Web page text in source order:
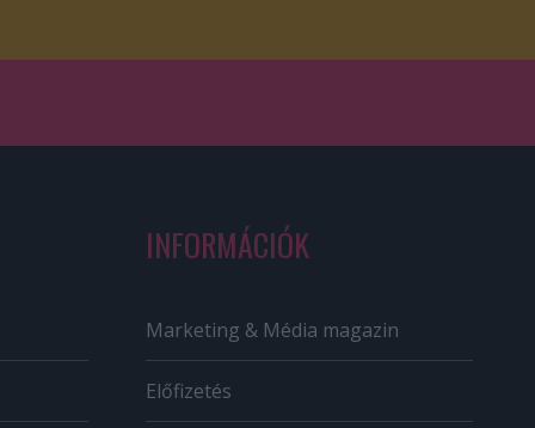
INFORMÁCIÓK
Marketing & Média magazin
Előfizetés